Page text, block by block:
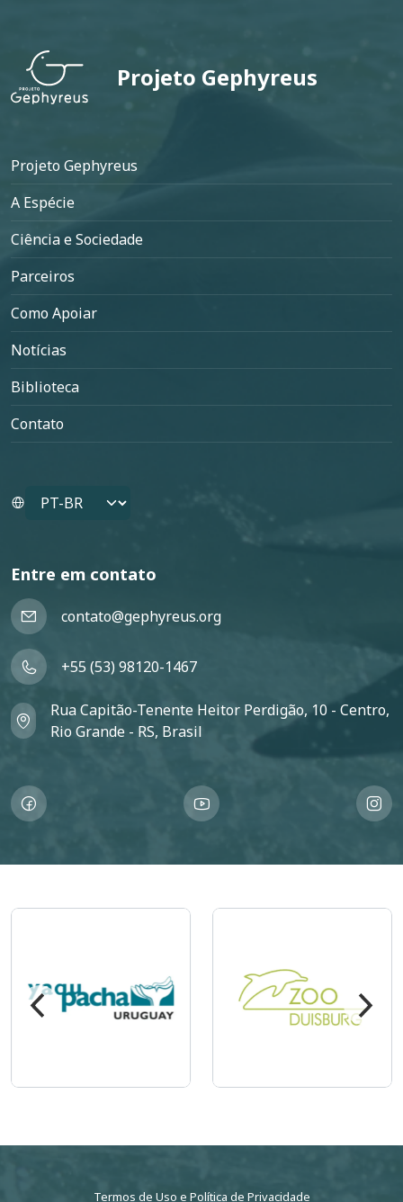
Projeto Gephyreus
Rodapé
Projeto Gephyreus
A Espécie
Ciência e Sociedade
Parceiros
Como Apoiar
Notícias
Biblioteca
Contato
Select your language
Entre em contato
contato@gephyreus.org
+55 (53) 98120-1467
Rua Capitão-Tenente Heitor Perdigão, 10 - Centro,
Rio Grande - RS, Brasil
Imagem Imagem
Termos de Uso e Política de Privacidade